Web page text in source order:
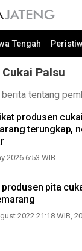
Tengah
Palsu
tentang
produsen
terungkap,
2026 6:53 WIB
pita
2022 21:18 WIB,